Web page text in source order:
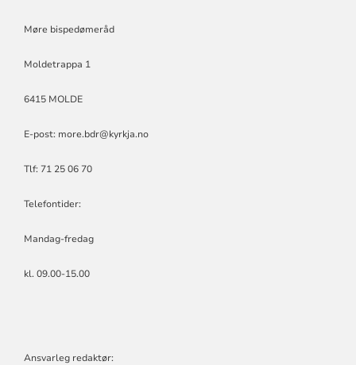
Møre bispedømeråd
Moldetrappa 1
6415 MOLDE
E-post: more.bdr@kyrkja.no
Tlf: 71 25 06 70
Telefontider:
Mandag-fredag
kl. 09.00-15.00
Ansvarleg redaktør: